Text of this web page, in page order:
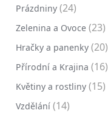
Prázdniny (24)
Zelenina a Ovoce (23)
Hračky a panenky (20)
Přírodní a Krajina (16)
Květiny a rostliny (15)
Vzdělání (14)